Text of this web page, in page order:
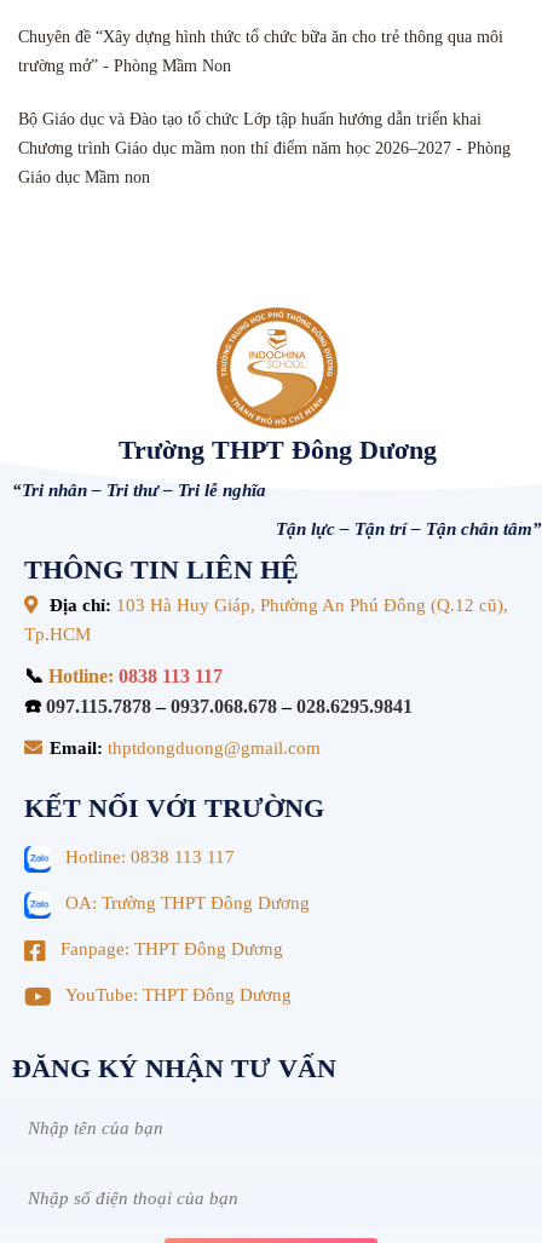
Chuyên đề “Xây dựng hình thức tổ chức bữa ăn cho trẻ thông qua môi
trường mở” - Phòng Mầm Non
Bộ Giáo dục và Đào tạo tổ chức Lớp tập huấn hướng dẫn triển khai
Chương trình Giáo dục mầm non thí điểm năm học 2026–2027 - Phòng
Giáo dục Mầm non
Trường THPT Đông Dương
“Tri nhân – Tri thư – Tri lễ nghĩa
Tận lực – Tận trí – Tận chân tâm”
THÔNG TIN LIÊN HỆ
Địa chỉ: 103 Hà Huy Giáp, Phường An Phú Đông (Q.12 cũ),
Tp.HCM
📞 Hotline: 0838 113 117
☎️ 097.115.7878–0937.068.678–028.6295.9841
Email: thptdongduong@gmail.com
KẾT NỐI VỚI TRƯỜNG
Hotline: 0838 113 117
OA: Trường THPT Đông Dương
Fanpage: THPT Đông Dương
YouTube: THPT Đông Dương
ĐĂNG KÝ NHẬN TƯ VẤN